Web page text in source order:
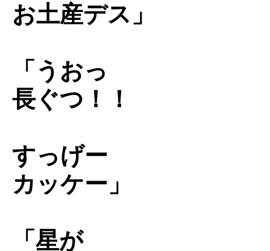
お土産デス」
「うおっ
長ぐつ！！
すっげー
カッケー」
「星が